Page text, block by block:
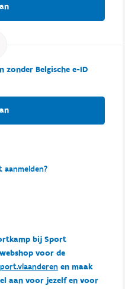
zonder Belgische e-ID
bij Sport
voor de
en maak
aan voor jezelf en voor